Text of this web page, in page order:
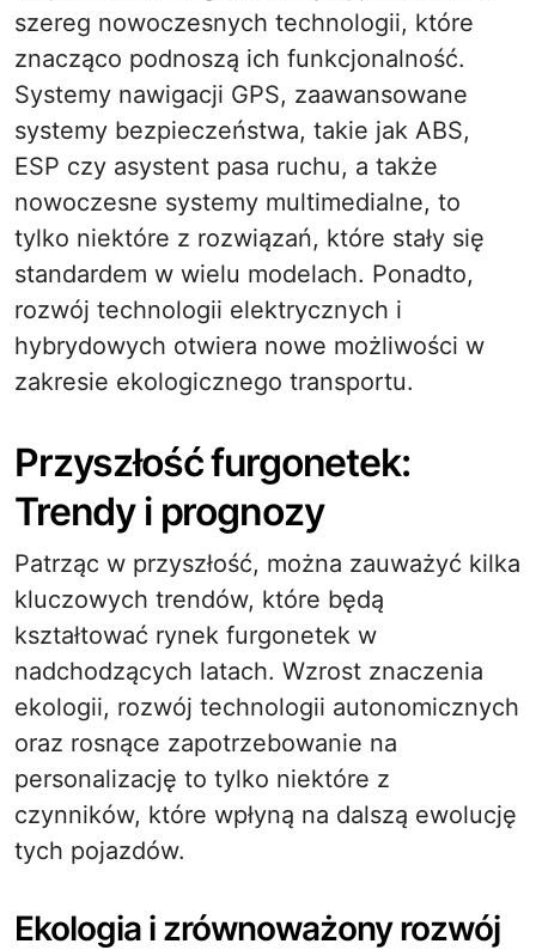
szereg nowoczesnych technologii, które
znacząco podnoszą ich funkcjonalność.
Systemy nawigacji GPS, zaawansowane
systemy bezpieczeństwa, takie jak ABS,
ESP czy asystent pasa ruchu, a także
nowoczesne systemy multimedialne, to
tylko niektóre z rozwiązań, które stały się
standardem w wielu modelach. Ponadto,
rozwój technologii elektrycznych i
hybrydowych otwiera nowe możliwości w
zakresie ekologicznego transportu.
Przyszłość furgonetek:
Trendy i prognozy
Patrząc w przyszłość, można zauważyć kilka
kluczowych trendów, które będą
kształtować rynek furgonetek w
nadchodzących latach. Wzrost znaczenia
ekologii, rozwój technologii autonomicznych
oraz rosnące zapotrzebowanie na
personalizację to tylko niektóre z
czynników, które wpłyną na dalszą ewolucję
tych pojazdów.
Ekologia i zrównoważony rozwój